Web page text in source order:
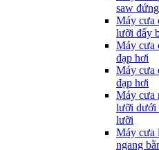
saw đứng
Máy cưa
lưỡi đẩy
Máy cưa
đạp hơi
Máy cưa
đạp hơi
Máy cưa
lưỡi dưới
lưỡi
Máy cưa
ngang